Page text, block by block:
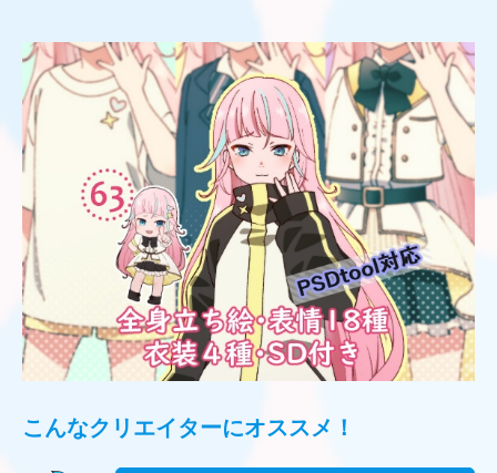
こんなクリエイターにオススメ！